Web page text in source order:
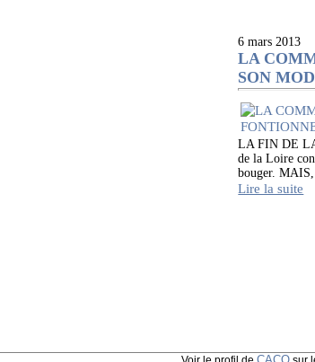
6 mars 2013
LA
SON
LA FIN DE
de la Loire
bouger.
Lire la suite